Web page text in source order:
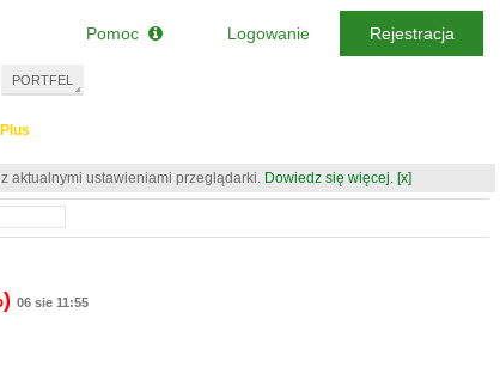
aktualnymi ustawieniami przeglądarki. Dowiedz się więcej. [x]
06 sie 11:55
PORTFEL
Pomoc Logowanie Rejestracja